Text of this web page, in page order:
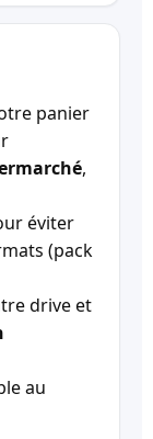
panier
,
éviter
(pack
drive et
au